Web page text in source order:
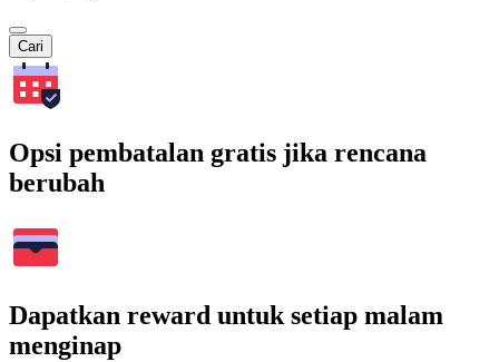
Cari
Opsi pembatalan gratis jika rencana
berubah
Dapatkan reward untuk setiap malam
menginap